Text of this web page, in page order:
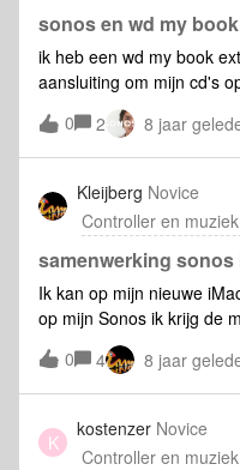
sonos en wd my
ik heb een wd my book
aansluiting om mijn cd's
spelen. Maar hoe koppel
hem niet aan de pc gekoppeld laten zitten. Sonos zit
gekoppeld aan een
gebruik van maakt. Maar
aansluiting voor drytek,
0 2 8 jaar
Kleijberg Novice
Controller en
samenwerking sonos
Ik kan op mijn nieuwe
op mijn Sonos ik krijg de
OS x kan Sonos alleen
als die geformatteerd zijn met het bestand systeem HFS+
OP mijn oude iMac
mogelijkheid dat het mij lukt.
0 4 8 jaar
K
kostenzer Novice
Controller en